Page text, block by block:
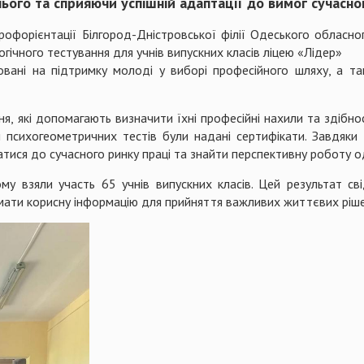
Білгород-Дністровської філії Одеського
тестування для учнів випускних класів ліцею «Лідер»
на підтримку молоді у виборі професійного шляху,
які допомагають визначити їхні професійні нахили та
тестів були надані сертифікати.
до сучасного ринку праці та знайти перспективну роботу
взяли участь 65 учнів випускних класів. Цей результат
корисну інформацію для прийняття важливих життєвих